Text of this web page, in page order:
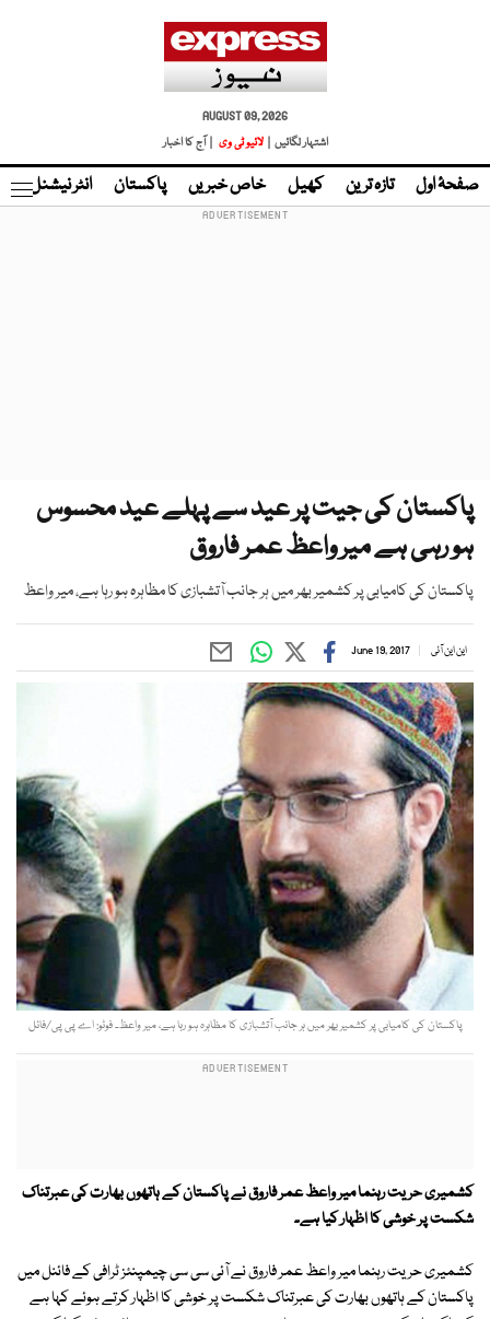
AUGUST 09, 2026
اشتہار لگائیں |
لائیو ٹی وی | آج کا اخبار
صفحۂ اول تازہ ترین کھیل خاص خبریں پاکستان انٹر نیشنل
پاکستان کی جیت پر عید سے پہلے عید محسوس
ہو رہی ہے میر واعظ عمر فاروق
پاکستان کی کامیابی پر کشمیر بھر میں ہر جانب آتشبازی کا مظاہرہ ہو رہا ہے، میر واعظ
این این آئی June 19, 2017
پاکستان کی کامیابی پر کشمیر بھر میں ہر جانب آتشبازی کا مظاہرہ ہو رہا ہے، میر واعظ۔ فوٹو: اے پی پی/فائل
کشمیری حریت رہنما میر واعظ عمر فاروق نے پاکستان کے ہاتھوں بھارت کی عبرتناک
شکست پر خوشی کا اظہار کیا ہے۔
کشمیری حریت رہنما میر واعظ عمر فاروق نے آئی سی سی چیمپنئز ٹرافی کے فائنل میں
پاکستان کے ہاتھوں بھارت کی عبرتناک شکست پر خوشی کا اظہار کرتے ہوئے کہا ہے